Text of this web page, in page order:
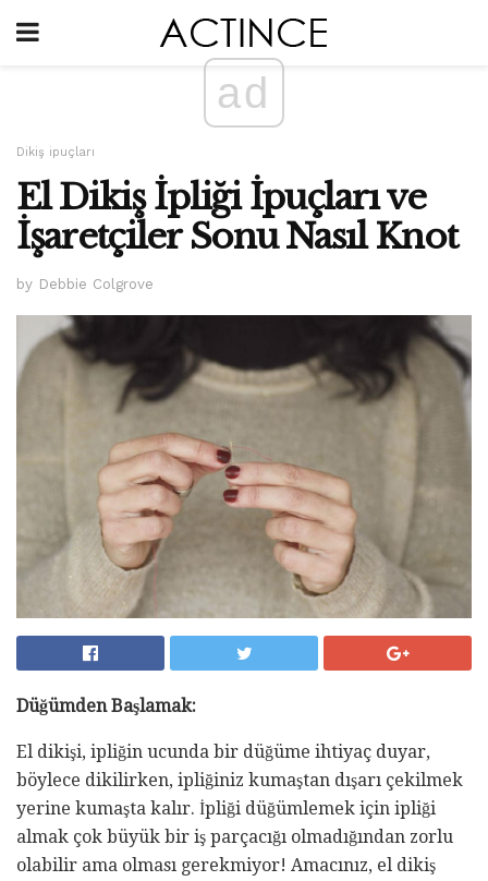
ad
Dikiş ipuçları
El Dikiş İpliği İpuçları ve
İşaretçiler Sonu Nasıl Knot
by Debbie Colgrove
Düğümden Başlamak:
El dikişi, ipliğin ucunda bir düğüme ihtiyaç duyar,
böylece dikilirken, ipliğiniz kumaştan dışarı çekilmek
yerine kumaşta kalır. İpliği düğümlemek için ipliği
almak çok büyük bir iş parçacığı olmadığından zorlu
olabilir ama olması gerekmiyor! Amacınız, el dikiş